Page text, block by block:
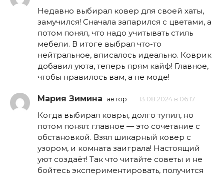
Недавно выбирал ковер для своей хаты,
замучился! Сначала запарился с цветами, а
потом понял, что надо учитывать стиль
мебели. В итоге выбрал что-то
нейтральное, вписалось идеально. Коврик
добавил уюта, теперь прям кайф! Главное,
чтобы нравилось вам, а не моде!
Мария Зимина автор 13.08.2024 в 06:17
Когда выбирал ковры, долго тупил, но
потом понял: главное — это сочетание с
обстановкой. Взял шикарный ковер с
узором, и комната заиграла! Настоящий
уют создаёт! Так что читайте советы и не
бойтесь экспериментировать, получится